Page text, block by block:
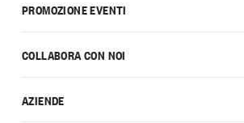
PROMOZIONE EVENTI
COLLABORA CON NOI
AZIENDE